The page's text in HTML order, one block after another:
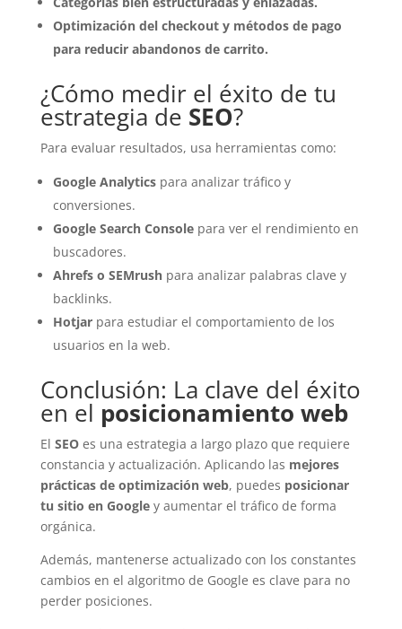
Optimización del checkout y métodos de pago
para reducir abandonos de carrito.
¿Cómo medir el éxito de tu
estrategia de SEO?
Para evaluar resultados, usa herramientas como:
Google Analyticspara analizar tráfico y
conversiones.
Google Search Consolepara ver el rendimiento en
buscadores.
Ahrefs o SEMrushpara analizar palabras clave y
backlinks.
Hotjarpara estudiar el comportamiento de los
usuarios en la web.
Conclusión: La clave del éxito
en el posicionamiento web
El SEOes una estrategia a largo plazo que requiere
constancia y actualización. Aplicando las mejores
prácticas de optimización web, puedes posicionar
tu sitio en Googley aumentar el tráfico de forma
orgánica.
Además, mantenerse actualizado con los constantes
cambios en el algoritmo de Google es clave para no
perder posiciones.